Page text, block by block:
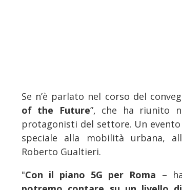
Se n’è parlato nel corso del
of the Future”, che ha riunito
protagonisti del settore. Un
speciale alla mobilità urbana,
Roberto Gualtieri.
"Con il piano 5G per Roma –